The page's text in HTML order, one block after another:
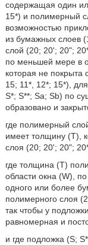
содержащая один
15*) и полимерный
возможностью
из бумажных слоев
слой (20; 20'; 20ʺ;
по меньшей мере в
которая не
15; 11*, 12*; 15*),
S*; S**; Sa; Sb) по
образовано и
где полимерный
имеет толщину (Т),
слоя (20; 20'; 20ʺ;
где толщина (Т)
области окна (W),
одного или более
полимерного слоя
так чтобы у
равномерная и
и где подложка (S;